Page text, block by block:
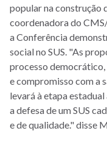
popular na construção
coordenadora do
a Conferência
social no SUS. "As
processo
e compromisso com a
levará à etapa
a defesa de um SUS
e de qualidade." disse